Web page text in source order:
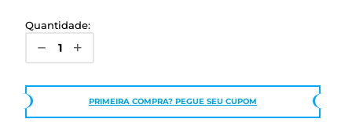
Quantidade:
PRIMEIRA COMPRA? PEGUE SEU CUPOM